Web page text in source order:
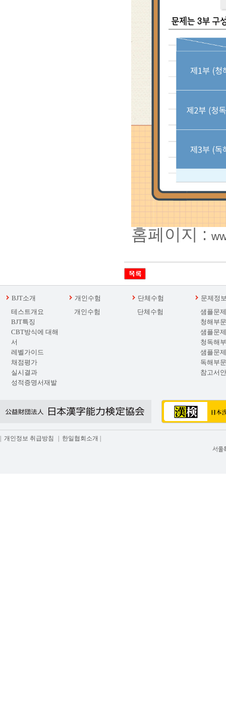
홈페이지 :
BJT소개
테스트개요
BJT특징
CBT방식에 대해
서
레벨가이드
채점평가
실시결과
성적증명서재발
개인수험
개인수험
단체수험
단체수험
문제정
샘플문
청해부문
샘플문
청독해
샘플문
독해부문
참고서
개인정보 취급방침 한일협회소개
서울